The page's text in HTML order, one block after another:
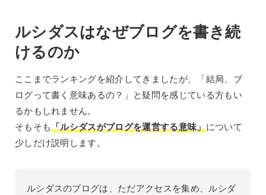
ルシダスはなぜブログを書き続
けるのか
ここまでランキングを紹介してきましたが、「結局、ブ
ログって書く意味あるの？」と疑問を感じている方もい
るかもしれません。
そもそも「ルシダスがブログを運営する意味」について
少しだけ説明します。
ルシダスのブログは、ただアクセスを集め、ルシダ